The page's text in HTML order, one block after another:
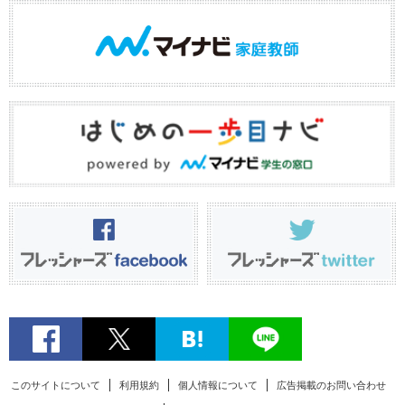
このサイトについて 利用規約 個人情報について 広告掲載のお問い合わせ